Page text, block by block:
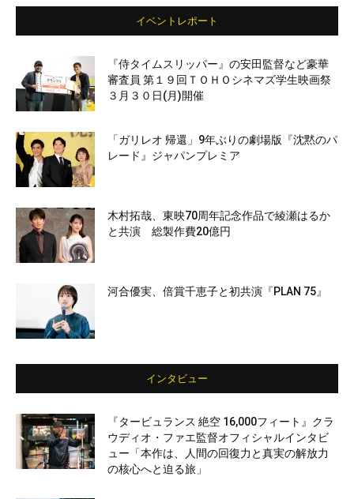
イベントレポート
『侍タイムスリッパー』の安田監督など豪華
審査員 第１９回ＴＯＨＯシネマズ学生映画祭
３月３０日(月)開催
「ガリレオ 帰還」9年ぶりの劇場版『沈黙のパ
レード』ジャパンプレミア
木村拓哉、東映70周年記念作品で綾瀬はるか
と共演 総製作費20億円
河合優実、倍賞千恵子と初共演『PLAN 75』
インタビュー
『タービュランス 絶空 16,000フィート』クラ
ウディオ・ファエ監督オフィシャルインタビ
ュー「本作は、人間の回復力と真実の解放力
の核心へと迫る旅」